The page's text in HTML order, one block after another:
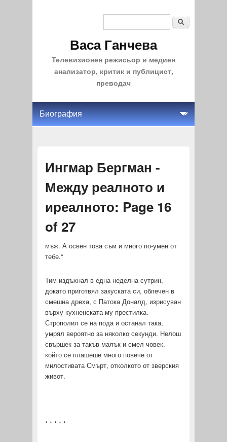
Васа Ганчева
Телевизионен режисьор и медиен
анализатор, критик и публицист,
преводач
Ингмар Бергман -
Между реалното и
иреалното: Page 16
of 27
мъж. А освен това съм и много по-умен от
тебе.“
Тим издъхнал в една неделна сутрин,
докато приготвял закуската си, облечен в
смешна дреха, с Патока Доналд, изрисуван
върху кухненската му престилка.
Строполил се на пода и останал така,
умрял вероятно за няколко секунди. Нелош
свършек за такъв малък и смел човек,
който се плашеше много повече от
милостивата Смърт, отколкото от зверския
живот.
* * * * *